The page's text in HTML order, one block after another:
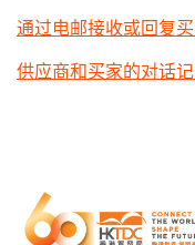
通过电邮接收或回复
供应商和买家的对话记